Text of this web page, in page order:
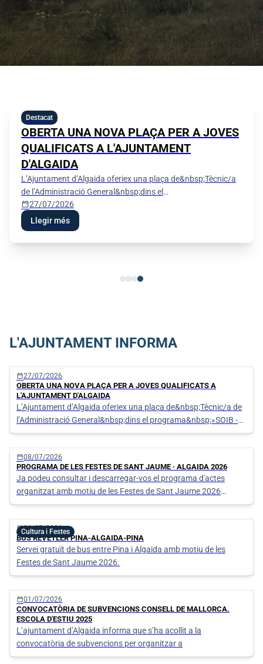
Destacat
OBERTA UNA NOVA PLAÇA PER A JOVES
QUALIFICATS A L'AJUNTAMENT
D'ALGAIDA
L’Ajuntament d’Algaida oferiex una plaça de&nbsp;Tècnic/a
de l’Administració General&nbsp;dins el
programa&nbsp;«SOIB - Oportunitats d’Ocupació per a
Persones Joves Qualifi
calendar_today27/07/2026
Llegir més
L'AJUNTAMENT INFORMA
calendar_today27/07/2026
OBERTA UNA NOVA PLAÇA PER A JOVES QUALIFICATS A
L'AJUNTAMENT D'ALGAIDA
L’Ajuntament d’Algaida oferiex una plaça de&nbsp;Tècnic/a de
l’Administració General&nbsp;dins el programa&nbsp;«SOIB -
Oportunitats d’Ocupació per a Persones Joves Qualifi
calendar_today08/07/2026
PROGRAMA DE LES FESTES DE SANT JAUME · ALGAIDA 2026
Ja podeu consultar i descarregar-vos el programa d'actes
organitzat amb motiu de les Festes de Sant Jaume 2026
d'Algaida.
Cultura i Festes
calendar_today06/07/2026
BUS REVETLER PINA-ALGAIDA-PINA
Servei gratuït de bus entre Pina i Algaida amb motiu de les
Festes de Sant Jaume 2026.
calendar_today01/07/2026
CONVOCATÒRIA DE SUBVENCIONS CONSELL DE MALLORCA.
ESCOLA D'ESTIU 2025
L’ajuntament d’Algaida informa que s’ha acollit a la
convocatòria de subvencions per organitzar a